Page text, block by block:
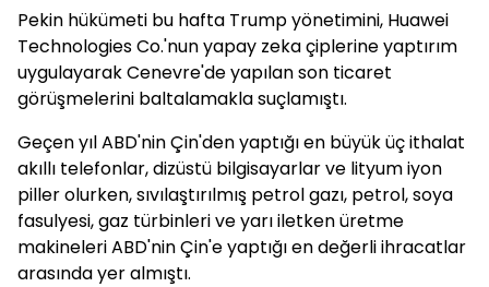
Pekin hükümeti bu hafta Trump yönetimini, Huawei
Technologies Co.'nun yapay zeka çiplerine yaptırım
uygulayarak Cenevre'de yapılan son ticaret
görüşmelerini baltalamakla suçlamıştı.
Geçen yıl ABD'nin Çin'den yaptığı en büyük üç ithalat
akıllı telefonlar, dizüstü bilgisayarlar ve lityum iyon
piller olurken, sıvılaştırılmış petrol gazı, petrol, soya
fasulyesi, gaz türbinleri ve yarı iletken üretme
makineleri ABD'nin Çin'e yaptığı en değerli ihracatlar
arasında yer almıştı.